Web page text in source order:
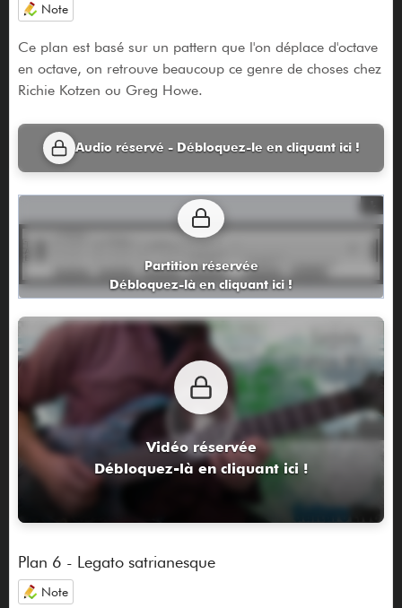
Note
Ce plan est basé sur un pattern que l'on déplace d'octave
en octave, on retrouve beaucoup ce genre de choses chez
Richie Kotzen ou Greg Howe.
Audio réservé - Débloquez-le en cliquant ici !
Partition réservée
Débloquez-là en cliquant ici !
Vidéo réservée
Débloquez-là en cliquant ici !
Plan 6 - Legato satrianesque
Note